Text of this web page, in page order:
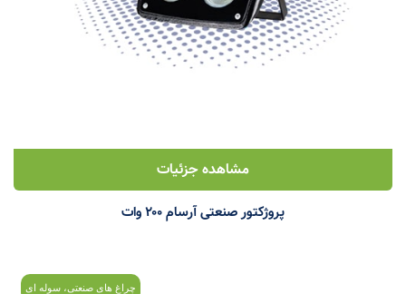
مشاهده جزئیات
پروژکتور صنعتی آرسام ۲۰۰ وات
چراغ های صنعتی، سوله ای